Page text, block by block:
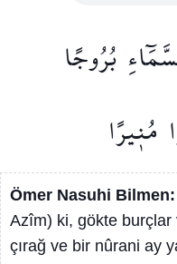
بُرُوجًا
مُن۪يرًا
Ömer Nasuhi Bilmen:
Azîm) ki, gökte
çırağ ve bir nûrani ay